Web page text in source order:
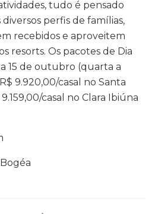
tudo é pensado
perfis de famílias,
recebidos e aproveitem
resorts. Os pacotes de Dia
a 15 de outubro (quarta a
9.920,00/casal no Santa
casal no Clara Ibiúna